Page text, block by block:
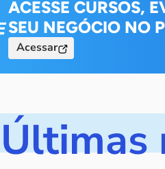
ACESSE CURSOS,
SEU NEGÓCIO NO
Acessar
Últimas